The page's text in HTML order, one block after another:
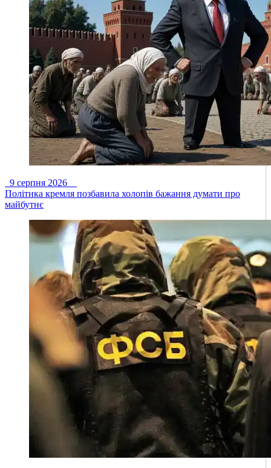
9 серпня 2026
Політика кремля позбавила холопів бажання думати про
майбутнє